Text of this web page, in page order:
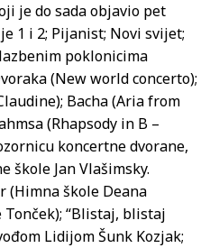
je do sada objavio pet
1 i 2; Pijanist; Novi svijet;
poklonicima
(New world concerto);
Bacha (Aria from
(Rhapsody in B –
koncertne dvorane,
škole Jan Vlašimsky.
(Himna škole Deana
“Blistaj, blistaj
Lidijom Šunk Kozjak;